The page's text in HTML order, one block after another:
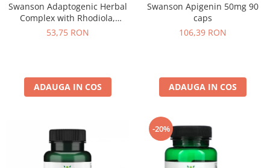
Universal
Vitargo
Swanson Adaptogenic Herbal
Complex with Rhodiola,
Ashwagandha & Ginseng 60
53,75 RON
ADAUGA IN COS
Swanson Apigenin 50mg 90
caps
106,39 RON
ADAUGA IN COS
-20%